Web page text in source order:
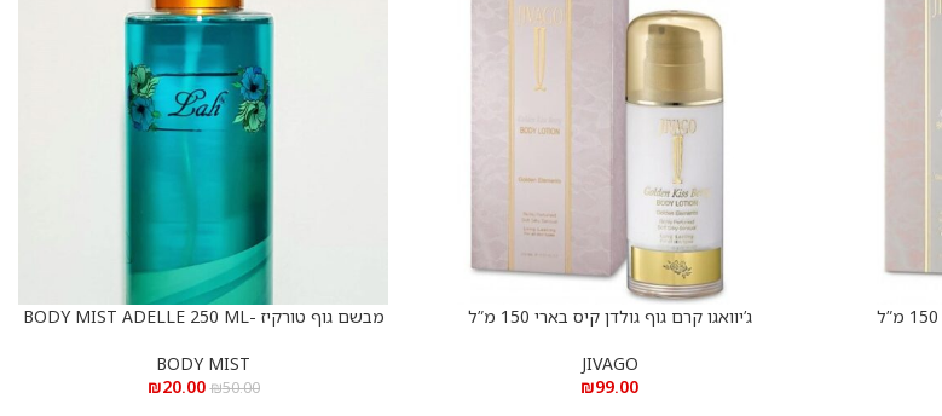
הוספה לסל
ג’יוואגו קרם גוף גולדן קיס בארי 150 מ”ל
JIVAGO
₪99.00
הוספה לסל
מבשם גוף טורקיז -BODY MIST ADELLE 250 ML
BODY MIST
₪50.00
₪20.00